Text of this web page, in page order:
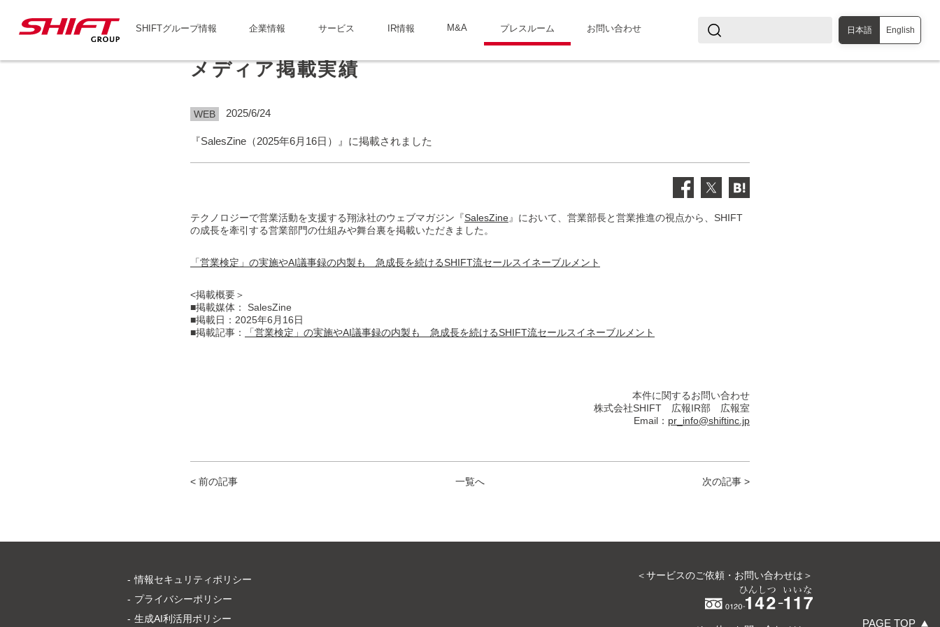
日本語 English
SHIFTグループ情報 企業情報 サービス IR情報 M&A プレスルーム お問い合わせ
メディア掲載実績
WEB 2025/6/24
『SalesZine（2025年6月16日）』に掲載されました
テクノロジーで営業活動を支援する翔泳社のウェブマガジン『SalesZine』において、営業部長と営業推進の視点から、SHIFT
の成長を牽引する営業部門の仕組みや舞台裏を掲載いただきました。
「営業検定」の実施やAI議事録の内製も 急成長を続けるSHIFT流セールスイネーブルメント
<掲載概要＞
■掲載媒体： SalesZine
■掲載日：2025年6月16日
■掲載記事：
「営業検定」の実施やAI議事録の内製も 急成長を続けるSHIFT流セールスイネーブルメント
本件に関するお問い合わせ
株式会社SHIFT 広報IR部 広報室
Email： pr_info@shiftinc.jp
< 前の記事 一覧へ 次の記事 >
PAGE TOP
情報セキュリティポリシー
プライバシーポリシー
生成AI利活用ポリシー
＜サービスのご依頼・お問い合わせは＞